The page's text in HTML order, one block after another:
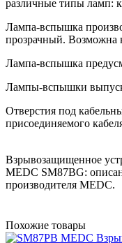
различные типы ламп:
Лампа-вспышка
прозрачный. Возможна
Лампа-вспышка
Лампы-вспышки
Отверстия под
присоединяемого
Взрывозащищенное
MEDC SM87BG:
производителя MEDC.
Похожие товары